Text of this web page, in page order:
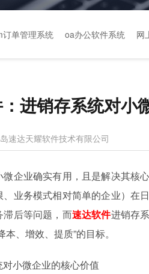
订单管理系统 oa办公软件系统 网
进销存系统对小
速达天耀软件技术有限公司
企业确实有用，且是解决其核
业务模式相对简单的企业）在
后等问题，而速达软件进销存
本、增效、提质”的目标。
小微企业的核心价值